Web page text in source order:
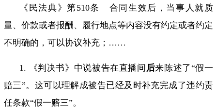
《民法典》第510条 合同生效后，当事人就质
量、价款或者报酬、履行地点等内容没有约定或者约定
不明确的，可以协议补充；……
1. 《判决书》中说被告在直播间 后来陈述了“假一
赔三”。这可以理解成被告已经及时补充完成了违约责
任条款“假一赔三”。